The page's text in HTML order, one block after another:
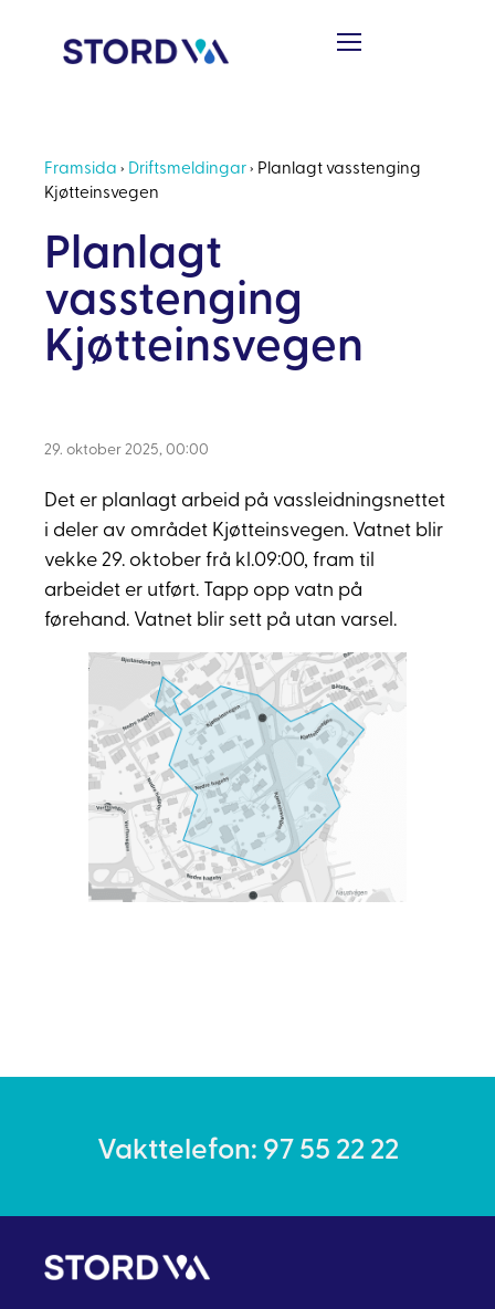
Framsida› Driftsmeldingar› Planlagt vasstenging
Kjøtteinsvegen
Planlagt
vasstenging
Kjøtteinsvegen
29. oktober 2025, 00:00
Det er planlagt arbeid på vassleidningsnettet
i deler av området Kjøtteinsvegen. Vatnet blir
vekke 29. oktober frå kl.09:00, fram til
arbeidet er utført. Tapp opp vatn på
førehand. Vatnet blir sett på utan varsel.
Vakttelefon: 97 55 22 22